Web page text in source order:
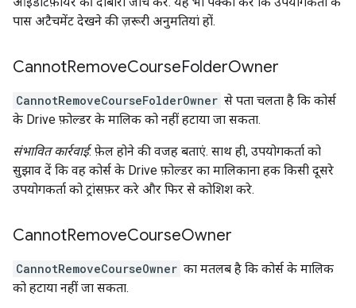
पास अटैचमेंट देखने की ज़रूरी अनुमतियां हों.
CannotRemoveCourseFolderOwner
CannotRemoveCourseFolderOwner से पता चलता है कि कोर्स
के Drive फ़ोल्डर के मालिक को नहीं हटाया जा सकता.
संभावित कार्रवाई: फ़ेल होने की वजह बताएं. साथ ही, उपयोगकर्ता को
सुझाव दें कि वह कोर्स के Drive फ़ोल्डर का मालिकाना हक किसी दूसरे
उपयोगकर्ता को ट्रांसफ़र करे और फिर से कोशिश करे.
CannotRemoveCourseOwner
CannotRemoveCourseOwner का मतलब है कि कोर्स के मालिक
को हटाया नहीं जा सकता.